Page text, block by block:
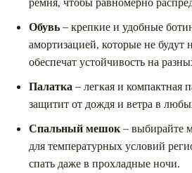
Обувь– крепкие и удобные
амортизацией, которые не будут
обеспечат устойчивость на
Палатка– легкая и компактная
защитит от дождя и ветра в
Спальный мешок– выбирайте
для температурных условий
спать даже в прохладные ночи.